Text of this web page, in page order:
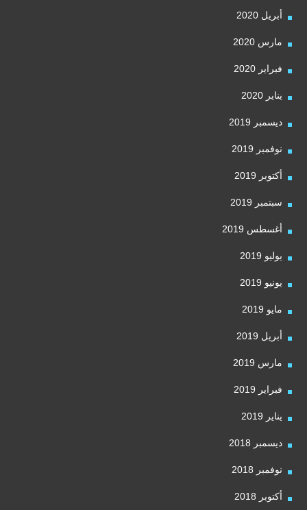
أبريل 2020
مارس 2020
فبراير 2020
يناير 2020
ديسمبر 2019
نوفمبر 2019
أكتوبر 2019
سبتمبر 2019
أغسطس 2019
يوليو 2019
يونيو 2019
مايو 2019
أبريل 2019
مارس 2019
فبراير 2019
يناير 2019
ديسمبر 2018
نوفمبر 2018
أكتوبر 2018